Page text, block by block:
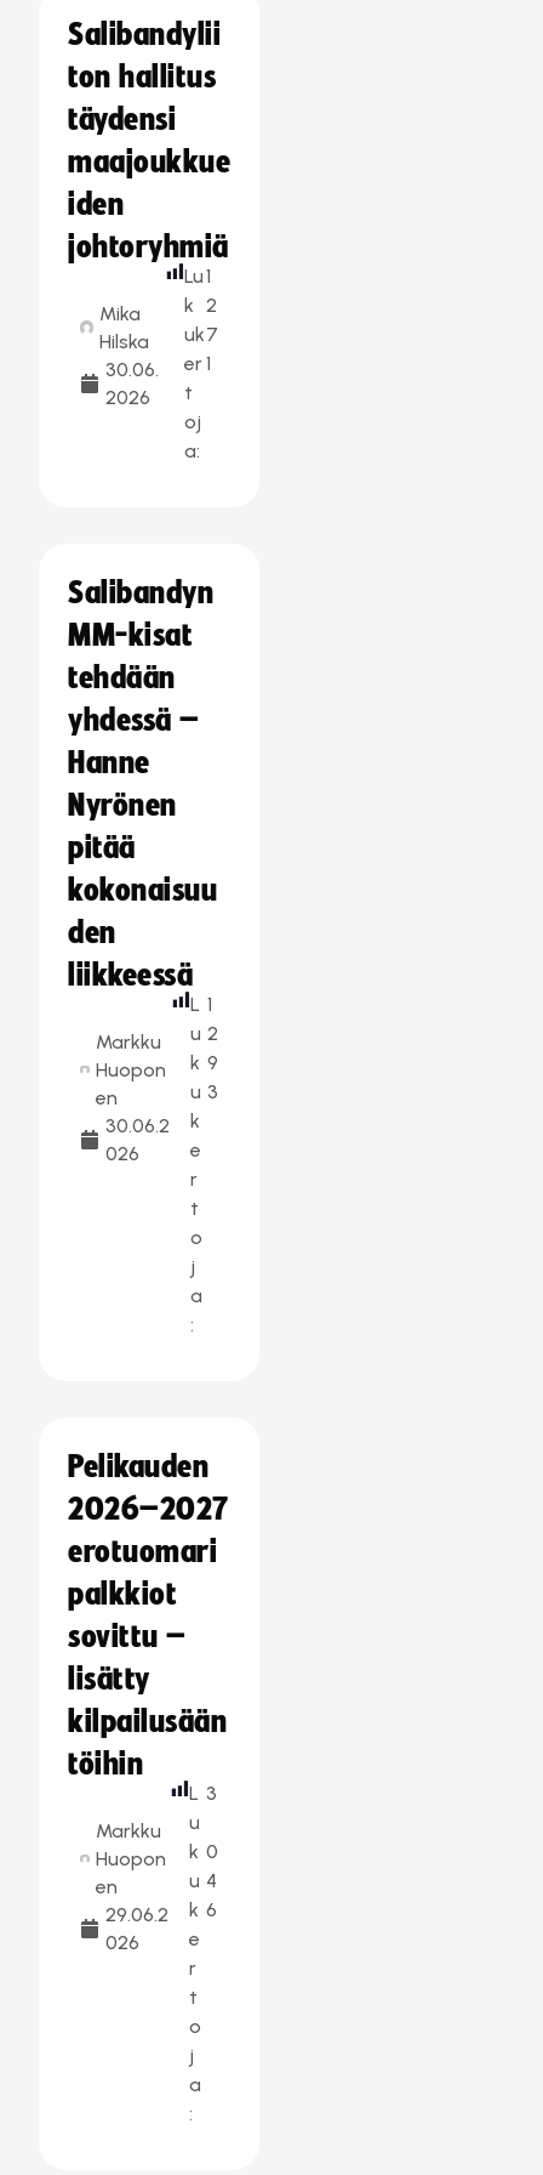
Salibandylii
ton hallitus
täydensi
maajoukkue
iden
johtoryhmiä
Mika
Hilska
30.06.
2026
Lu
k
uk
er
t
oj
a:
1
2
7
1
Salibandyn
MM-kisat
tehdään
yhdessä –
Hanne
Nyrönen
pitää
kokonaisuu
den
liikkeessä
Markku
Huopon
en
30.06.2
026
L
u
k
u
k
e
r
t
o
j
a
:
1
2
9
3
Pelikauden
2026–2027
erotuomari
palkkiot
sovittu –
lisätty
kilpailusään
töihin
Markku
Huopon
en
29.06.2
026
L
u
k
u
k
e
r
t
o
j
a
:
3
0
4
6